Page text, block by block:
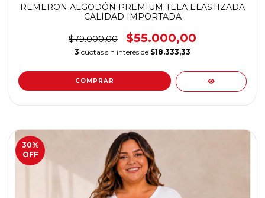
REMERON ALGODÓN PREMIUM TELA ELASTIZADA
CALIDAD IMPORTADA
$79.000,00 $55.000,00
3 cuotas sin interés de $18.333,33
COMPRAR
30%
OFF